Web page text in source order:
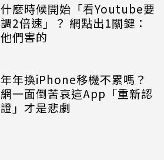
什麼時候開始「看Youtube要
調2倍速」？ 網點出1關鍵：
他們害的
年年換iPhone移機不累嗎？
網一面倒苦哀這App「重新認
證」才是悲劇